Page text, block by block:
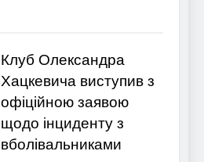
Клуб Олександра
Хацкевича виступив з
офіційною заявою
щодо інциденту з
вболівальниками